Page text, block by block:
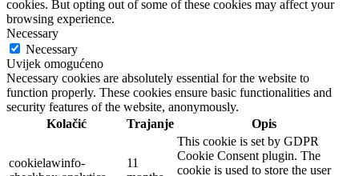
cookies. But opting out of some of these cookies may affect your
browsing experience.
Necessary
Necessary
Uvijek omogućeno
Necessary cookies are absolutely essential for the website to
function properly. These cookies ensure basic functionalities and
security features of the website, anonymously.
Kolačić
Trajanje Opis
cookielawinfo-
11
This cookie is set by GDPR
Cookie Consent plugin. The
cookie is used to store the user